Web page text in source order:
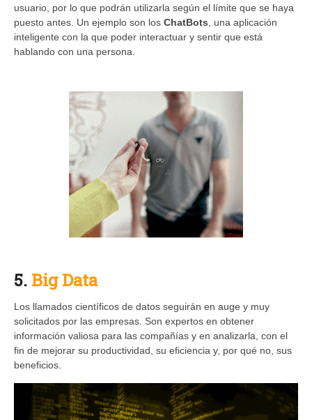
usuario, por lo que podrán utilizarla según el límite que se haya
puesto antes. Un ejemplo son los ChatBots, una aplicación
inteligente con la que poder interactuar y sentir que está
hablando con una persona.
5. Big Data
Los llamados científicos de datos seguirán en auge y muy
solicitados por las empresas. Son expertos en obtener
información valiosa para las compañías y en analizarla, con el
fin de mejorar su productividad, su eficiencia y, por qué no, sus
beneficios.